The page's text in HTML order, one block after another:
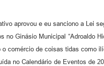
aprovou e eu sanciono a Lei
Ginásio Municipal “Adroaldo
comércio de coisas tidas como
no Calendário de Eventos de